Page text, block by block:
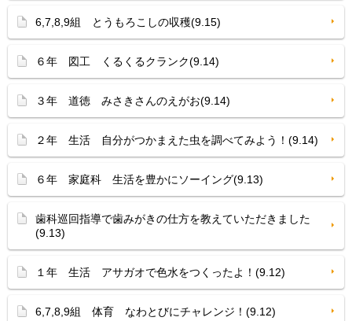
6,7,8,9組 とうもろこしの収穫(9.15)
６年 図工 くるくるクランク(9.14)
３年 道徳 みさきさんのえがお(9.14)
２年 生活 自分がつかまえた虫を調べてみよう！(9.14)
６年 家庭科 生活を豊かにソーイング(9.13)
歯科巡回指導で歯みがきの仕方を教えていただきました
(9.13)
１年 生活 アサガオで色水をつくったよ！(9.12)
6,7,8,9組 体育 なわとびにチャレンジ！(9.12)